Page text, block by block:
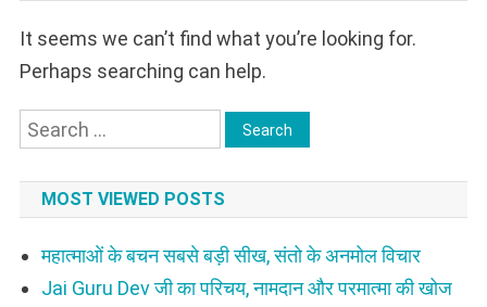
It seems we can’t find what you’re looking for.
Perhaps searching can help.
Search
MOST VIEWED POSTS
महात्माओं के बचन सबसे बड़ी सीख, संतो के अनमोल विचार
Jai Guru Dev जी का परिचय, नामदान और परमात्मा की खोज